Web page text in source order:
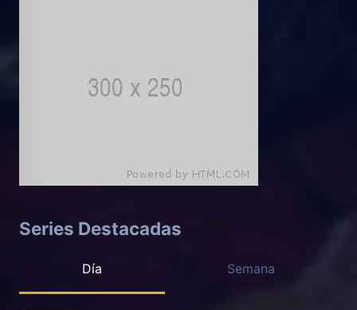
Series Destacadas
Día Semana